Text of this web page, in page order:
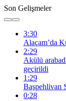
Son Gelişmeler
3:30
Alaçam’da
2:29
Akülü
geçirildi
1:29
Başpehlivan
0:28